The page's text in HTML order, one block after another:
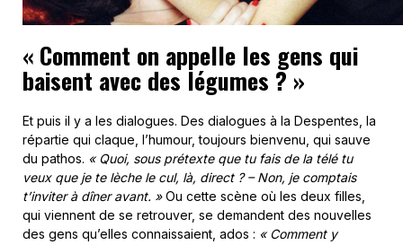
« Comment on appelle les gens qui
baisent avec des légumes ? »
Et puis il y a les dialogues. Des dialogues à la Despentes, la
répartie qui claque, l’humour, toujours bienvenu, qui sauve
du pathos. « Quoi, sous prétexte que tu fais de la télé tu
veux que je te lèche le cul, là, direct ? – Non, je comptais
t’inviter à dîner avant. »Ou cette scène où les deux filles,
qui viennent de se retrouver, se demandent des nouvelles
des gens qu’elles connaissaient, ados : « Comment y